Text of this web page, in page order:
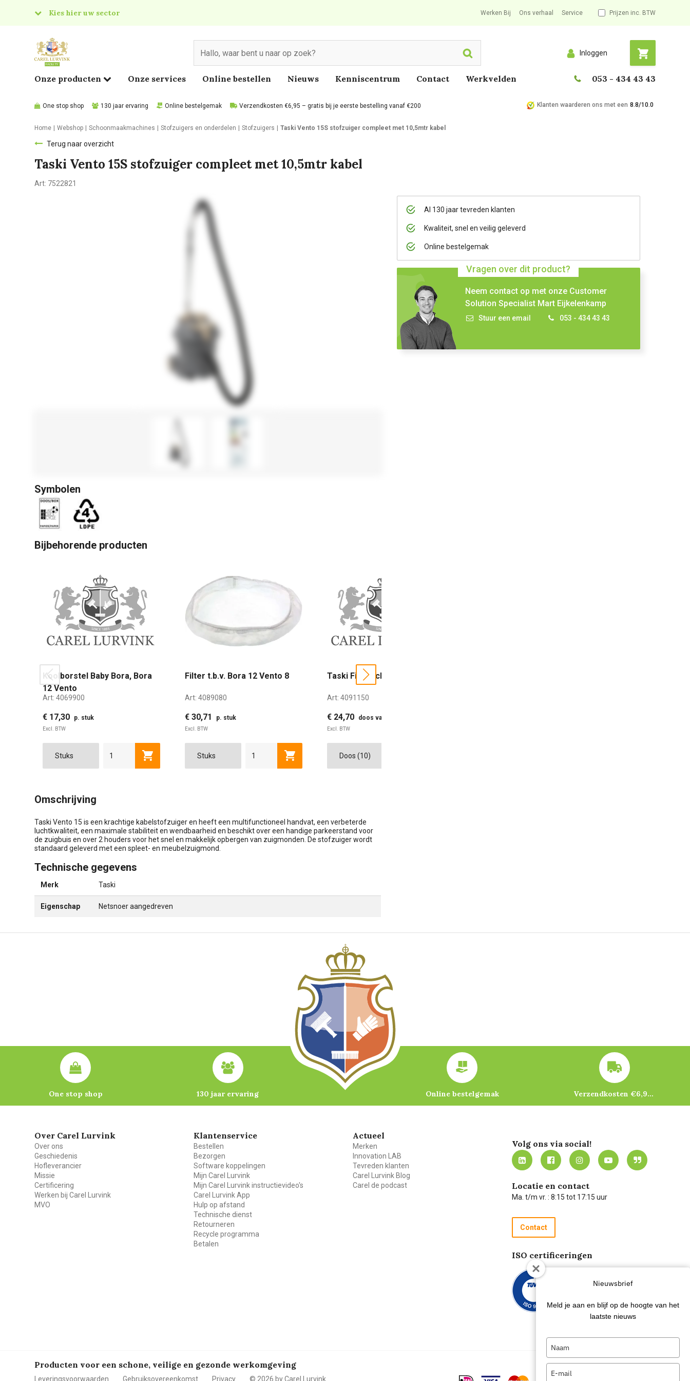
Kies hier uw sector
Food
Werken Bij Ons verhaal Service Prijzen inc. BTW
Search Inloggen
Onze producten Onze services Online bestellen Nieuws Kenniscentrum Contact Werkvelden 053 - 434 43 43
One stop shop 130 jaar ervaring Online bestelgemak Verzendkosten €6,95 – gratis bij je eerste bestelling vanaf €200 Klanten waarderen ons met een 8.8/10.0
Home Webshop Schoonmaakmachines Stofzuigers en onderdelen Stofzuigers Taski Vento 15S stofzuiger compleet met 10,5mtr kabel
Terug naar overzicht
Taski Vento 15S stofzuiger compleet met 10,5mtr kabel
Art: 7522821
Al 130 jaar tevreden klanten
Kwaliteit, snel en veilig geleverd
Online bestelgemak
Vragen over dit product?
Neem contact op met onze Customer
Solution Specialist Mart Eijkelenkamp
Stuur een email 053 - 434 43 43
Symbolen
Bijbehorende producten
Koolborstel Baby Bora, Bora
12 Vento
Art: 4069900
€ 17,30 p. stuk
Excl. BTW
Toevoegen aan winkelwagen
Filter t.b.v. Bora 12 Vento 8
Art: 4089080
€ 30,71 p. stuk
Excl. BTW
Toevoegen aan winkelwagen
Taski Filterschijf 30014-61
Art: 4091150
€ 24,70 doos van 10 (€ 2,47 p. stuk)
Excl. BTW
prev next
Omschrijving
Taski Vento 15 is een krachtige kabelstofzuiger en heeft een multifunctioneel handvat, een verbeterde
luchtkwaliteit, een maximale stabiliteit en wendbaarheid en beschikt over een handige parkeerstand voor
de zuigbuis en over 2 houders voor het snel en makkelijk opbergen van zuigmonden. De stofzuiger wordt
standaard geleverd met een spleet- en meubelzuigmond.
Technische gegevens
Merk Taski
Eigenschap Netsnoer aangedreven
One stop shop 130 jaar ervaring Online bestelgemak Verzendkosten €6,95 – gratis bij je eerste bestelling vanaf €200
Over Carel Lurvink
Over ons
Geschiedenis
Hofleverancier
Missie
Certificering
Werken bij Carel Lurvink
MVO
Klantenservice
Bestellen
Bezorgen
Software koppelingen
Mijn Carel Lurvink
Mijn Carel Lurvink instructievideo's
Carel Lurvink App
Hulp op afstand
Technische dienst
Retourneren
Recycle programma
Betalen
Actueel
Merken
Innovation LAB
Tevreden klanten
Carel Lurvink Blog
Carel de podcast
Volg ons via social!
Locatie en contact
Ma. t/m vr. : 8:15 tot 17:15 uur
Contact
ISO certificeringen
Producten voor een schone, veilige en gezonde werkomgeving
Leveringsvoorwaarden Gebruiksovereenkomst Privacy © 2026 by Carel Lurvink
Nieuwsbrief
Meld je aan en blijf op de hoogte van het
laatste nieuws
name